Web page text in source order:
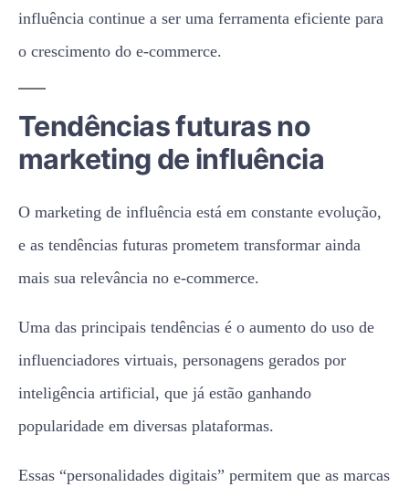
influência continue a ser uma ferramenta eficiente para
o crescimento do e-commerce.
Tendências futuras no
marketing de influência
O marketing de influência está em constante evolução,
e as tendências futuras prometem transformar ainda
mais sua relevância no e-commerce.
Uma das principais tendências é o aumento do uso de
influenciadores virtuais, personagens gerados por
inteligência artificial, que já estão ganhando
popularidade em diversas plataformas.
Essas “personalidades digitais” permitem que as marcas